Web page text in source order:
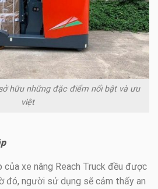
hữu những đặc điểm nổi bật và ưu
việt
của xe nâng Reach Truck đều được
đó, người sử dụng sẽ cảm thấy an